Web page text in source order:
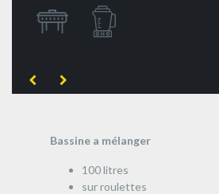
Bassine a mélanger
100 litres
sur roulettes